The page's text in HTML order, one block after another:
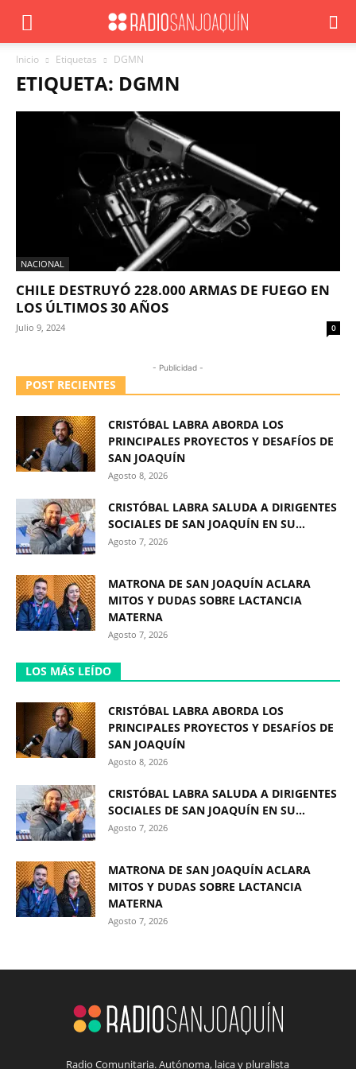
Inicio Etiquetas DGMN
ETIQUETA: DGMN
NACIONAL
CHILE DESTRUYÓ 228.000 ARMAS DE FUEGO EN
LOS ÚLTIMOS 30 AÑOS
Julio 9, 2024 0
- Publicidad -
POST RECIENTES
CRISTÓBAL LABRA ABORDA LOS
PRINCIPALES PROYECTOS Y DESAFÍOS DE
SAN JOAQUÍN
Agosto 8, 2026
CRISTÓBAL LABRA SALUDA A DIRIGENTES
SOCIALES DE SAN JOAQUÍN EN SU...
Agosto 7, 2026
MATRONA DE SAN JOAQUÍN ACLARA
MITOS Y DUDAS SOBRE LACTANCIA
MATERNA
Agosto 7, 2026
LOS MÁS LEÍDO
CRISTÓBAL LABRA ABORDA LOS
PRINCIPALES PROYECTOS Y DESAFÍOS DE
SAN JOAQUÍN
Agosto 8, 2026
CRISTÓBAL LABRA SALUDA A DIRIGENTES
SOCIALES DE SAN JOAQUÍN EN SU...
Agosto 7, 2026
MATRONA DE SAN JOAQUÍN ACLARA
MITOS Y DUDAS SOBRE LACTANCIA
MATERNA
Agosto 7, 2026
Radio Comunitaria. Autónoma, laica y pluralista